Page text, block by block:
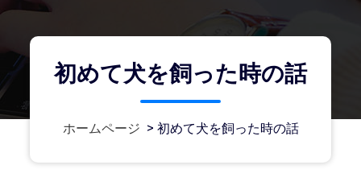
初めて犬を飼った時の話
ホームページ > 初めて犬を飼った時の話